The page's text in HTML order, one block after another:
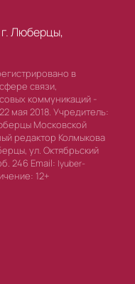
Люберцы,
в
связи,
коммуникаций -
мая 2018. Учредитель:
Московской
редактор Колмыкова
ул. Октябрьский
246 Email: lyuber-
12+